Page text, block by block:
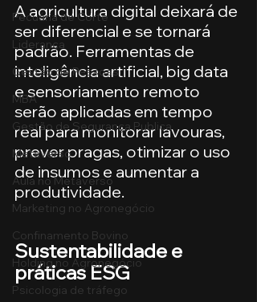
Pecuária de Corte
Liderança
Gestão de Pessoas
MBA
Gestão de Segurança Publica
Metaverso
Aula no Metaverso
Marketing no Agronegócio
Confinamento Bovino
Holding no Agronegócio
Psicologia de tráfego
A agricultura digital deixará de
ser diferencial e se tornará
padrão. Ferramentas de
inteligência artificial, big data
e sensoriamento remoto
serão aplicadas em tempo
real para monitorar lavouras,
prever pragas, otimizar o uso
de insumos e aumentar a
produtividade.
Sustentabilidade e
práticas ESG